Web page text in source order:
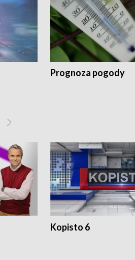
Prognoza pogody
Kopisto 6